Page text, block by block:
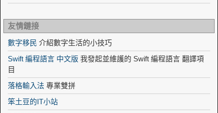
友情鏈接
數字移民 介紹數字生活的小技巧
Swift 編程語言 中文版 我發起並維護的 Swift 編程語言 翻譯項
目
落格輸入法 專業雙拼
笨土豆的IT小站